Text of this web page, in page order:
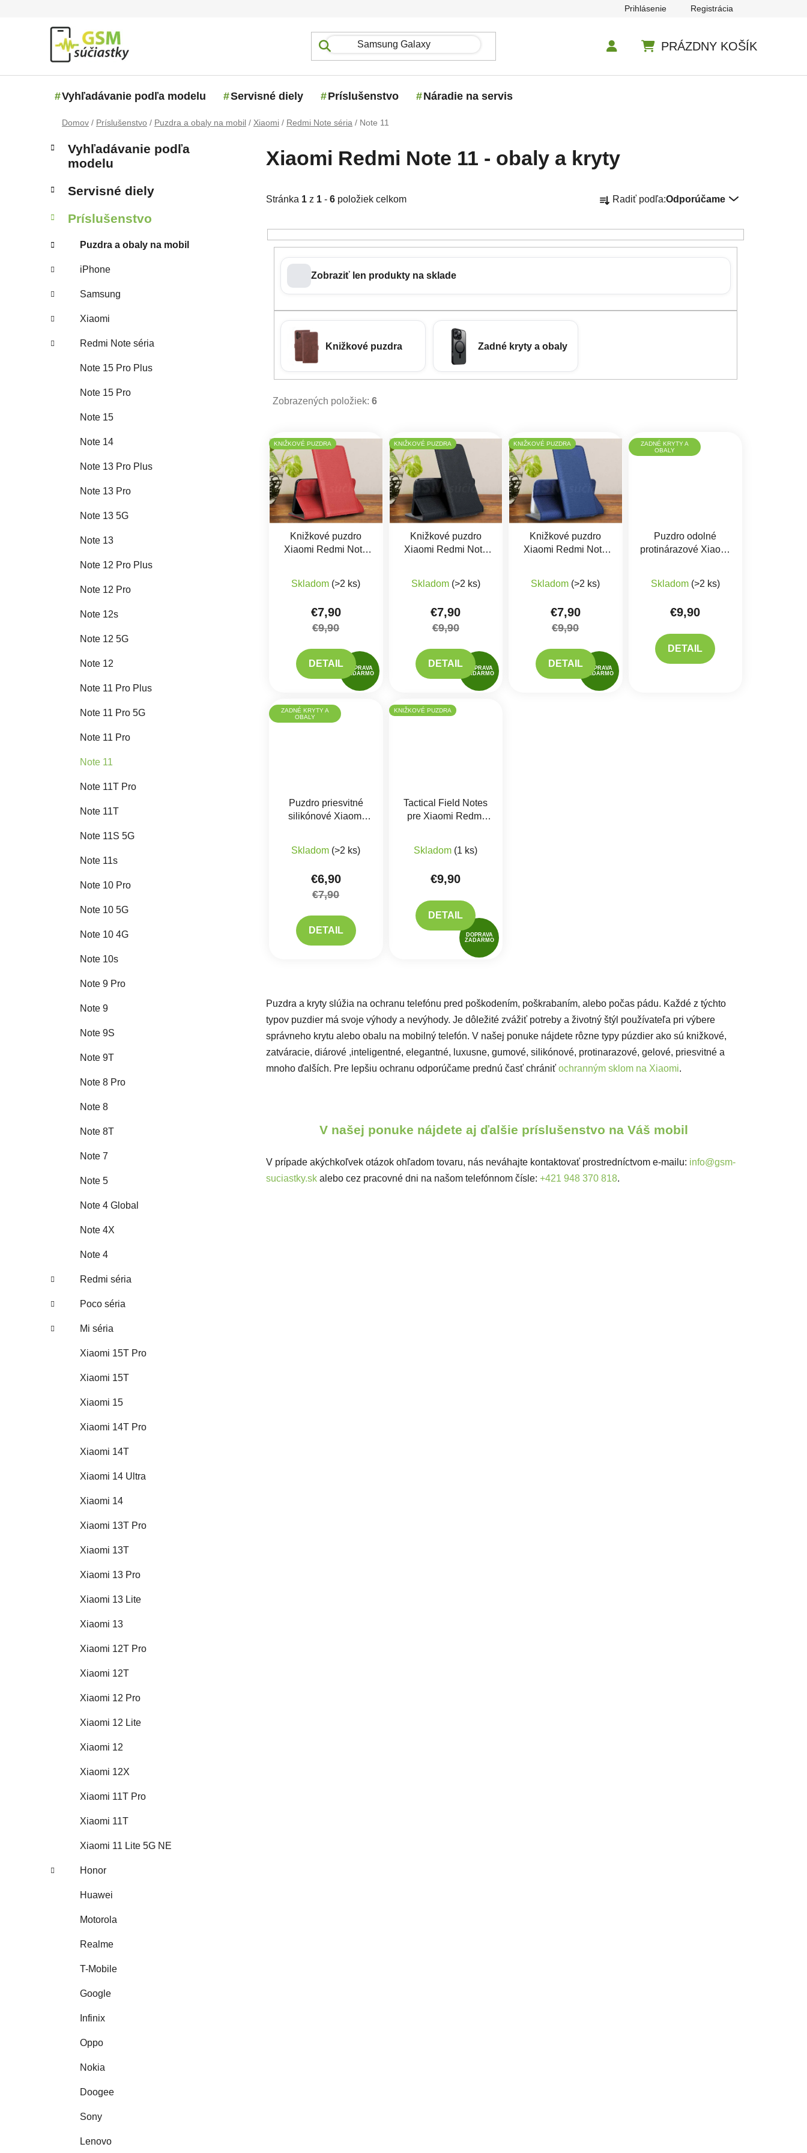
Prihlásenie Registrácia
PRÁZDNY KOŠÍK
Vyhľadávanie podľa modelu Servisné diely Príslušenstvo Náradie na servis
Domov / Príslušenstvo / Puzdra a obaly na mobil / Xiaomi / Redmi Note séria / Note 11
Bočný panel
Kategórie
Vyhľadávanie podľa
modelu
Servisné diely
Príslušenstvo
Puzdra a obaly na mobil
iPhone
Samsung
Xiaomi
Redmi Note séria
Note 15 Pro Plus
Note 15 Pro
Note 15
Note 14
Note 13 Pro Plus
Note 13 Pro
Note 13 5G
Note 13
Note 12 Pro Plus
Note 12 Pro
Note 12s
Note 12 5G
Note 12
Note 11 Pro Plus
Note 11 Pro 5G
Note 11 Pro
Note 11
Note 11T Pro
Note 11T
Note 11S 5G
Note 11s
Note 10 Pro
Note 10 5G
Note 10 4G
Note 10s
Note 9 Pro
Note 9
Note 9S
Note 9T
Note 8 Pro
Note 8
Note 8T
Note 7
Note 5
Note 4 Global
Note 4X
Note 4
Redmi séria
Poco séria
Mi séria
Xiaomi 15T Pro
Xiaomi 15T
Xiaomi 15
Xiaomi 14T Pro
Xiaomi 14T
Xiaomi 14 Ultra
Xiaomi 14
Xiaomi 13T Pro
Xiaomi 13T
Xiaomi 13 Pro
Xiaomi 13 Lite
Xiaomi 13
Xiaomi 12T Pro
Xiaomi 12T
Xiaomi 12 Pro
Xiaomi 12 Lite
Xiaomi 12
Xiaomi 12X
Xiaomi 11T Pro
Xiaomi 11T
Xiaomi 11 Lite 5G NE
Honor
Huawei
Motorola
Realme
T-Mobile
Google
Infinix
Oppo
Nokia
Doogee
Sony
Lenovo
Xiaomi Redmi Note 11 - obaly a kryty
Stránka 1 z 1 - 6 položiek celkom Radiť podľa:Odporúčame
Zobraziť len produkty na sklade
Knižkové puzdra Zadné kryty a obaly
Zobrazených položiek: 6
Výpis produktov
KNIŽKOVÉ PUZDRA
DOPRAVA
ZADARMO
Knižkové puzdro
Xiaomi Redmi Note
Skladom (>2 ks)
€7,90
€9,90
DETAIL
KNIŽKOVÉ PUZDRA
DOPRAVA
ZADARMO
Knižkové puzdro
Xiaomi Redmi Note
Skladom (>2 ks)
€7,90
€9,90
DETAIL
KNIŽKOVÉ PUZDRA
DOPRAVA
ZADARMO
Knižkové puzdro
Xiaomi Redmi Note
Skladom (>2 ks)
€7,90
€9,90
DETAIL
ZADNÉ KRYTY A
OBALY
Puzdro odolné
protinárazové Xiaomi
Skladom (>2 ks)
€9,90
DETAIL
ZADNÉ KRYTY A
OBALY
Puzdro priesvitné
silikónové Xiaomi
Skladom (>2 ks)
€6,90
€7,90
DETAIL
KNIŽKOVÉ PUZDRA
DOPRAVA
ZADARMO
Tactical Field Notes
pre Xiaomi Redmi
Skladom (1 ks)
€9,90
DETAIL
Puzdra a kryty slúžia na ochranu telefónu pred poškodením, poškrabaním, alebo počas pádu. Každé z týchto
typov puzdier má svoje výhody a nevýhody. Je dôležité zvážiť potreby a životný štýl používateľa pri výbere
správneho krytu alebo obalu na mobilný telefón. V našej ponuke nájdete rôzne typy púzdier ako sú knižkové,
zatváracie, diárové ,inteligentné, elegantné, luxusne, gumové, silikónové, protinarazové, gelové, priesvitné a
mnoho ďalších. Pre lepšiu ochranu odporúčame prednú časť chrániť ochranným sklom na Xiaomi.
V našej ponuke nájdete aj ďalšie príslušenstvo na Váš mobil
V prípade akýchkoľvek otázok ohľadom tovaru, nás neváhajte kontaktovať prostredníctvom e-mailu: info@gsm-
suciastky.sk alebo cez pracovné dni na našom telefónnom čísle: +421 948 370 818.